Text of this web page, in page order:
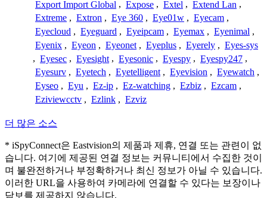
Export Import Global , Expose , Extel , Extend Lan ,
Extreme , Extron , Eye 360 , Eye01w , Eyecam ,
Eyecloud , Eyeguard , Eyeipcam , Eyemax , Eyenimal ,
Eyenix , Eyeon , Eyeonet , Eyeplus , Eyerely , Eyes-sys
, Eyesec , Eyesight , Eyesonic , Eyespy , Eyespy247 ,
Eyesurv , Eyetech , Eyetelligent , Eyevision , Eyewatch ,
Eyseo , Eyu , Ez-ip , Ez-watching , Ezbiz , Ezcam ,
Eziviewcctv , Ezlink , Ezviz
더 많은 소스
* iSpyConnect은 Eastvision의 제품과 제휴, 연결 또는 관련이 없
습니다. 여기에 제공된 연결 정보는 커뮤니티에서 수집한 것이
며 불완전하거나 부정확하거나 최신 정보가 아닐 수 있습니다.
이러한 URL을 사용하여 카메라에 연결할 수 있다는 보장이나
담보를 제공하지 않습니다.